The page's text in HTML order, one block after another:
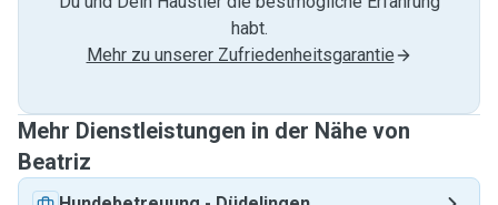
habt.
Mehr zu unserer Zufriedenheitsgarantie
Mehr Dienstleistungen in der Nähe von
Beatriz